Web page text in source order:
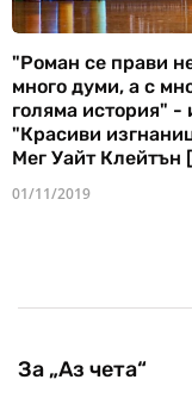
"Роман се прави
много думи, а с
голяма история" -
"Красиви
Мег Уайт Клейтън
01/11/2019
За „Аз чета“